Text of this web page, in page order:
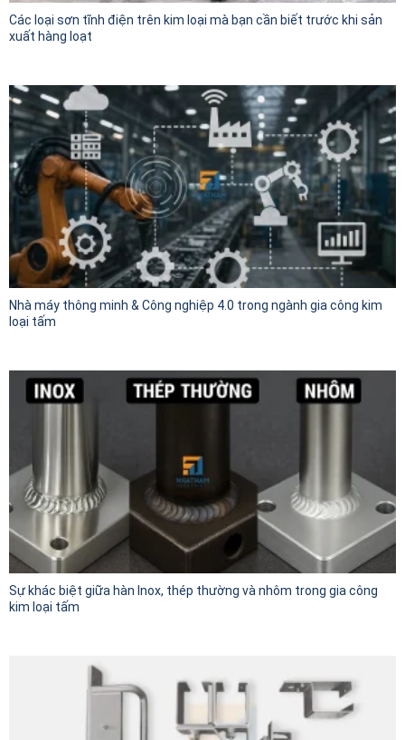
Các loại sơn tĩnh điện trên kim loại mà bạn cần biết trước khi sản
xuất hàng loạt
Nhà máy thông minh & Công nghiệp 4.0 trong ngành gia công kim
loại tấm
Sự khác biệt giữa hàn Inox, thép thường và nhôm trong gia công
kim loại tấm